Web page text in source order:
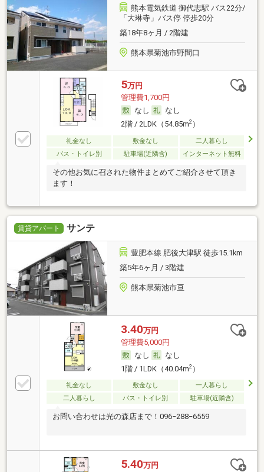
熊本電気鉄道 御代志駅 バス22分/
「大琳寺」バス停 停歩20分
築18年8ヶ月 / 2階建
熊本県菊池市野間口
5万円
管理費1,700円
なし
なし
2階 / 2LDK（54.85m2）
礼金なし 敷金なし
二人暮らし
バス・トイレ別
駐車場(近隣含) インターネット無料
その他お気に召された物件まとめてご紹介させて頂き
ます！
賃貸アパート サンテ
豊肥本線 肥後大津駅 徒歩15.1km
築5年6ヶ月 / 3階建
熊本県菊池市亘
3.40万円
管理費5,000円
なし
なし
1階 / 1LDK（40.04m2）
礼金なし 敷金なし
一人暮らし
二人暮らし
バス・トイレ別 駐車場(近隣含)
お問い合わせは光の森店まで！096−288−6559
5.40万円